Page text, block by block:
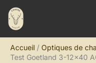
Aller
contenu
Accueil
Optiques de
Test Goetland 3-12×40
R
e
h